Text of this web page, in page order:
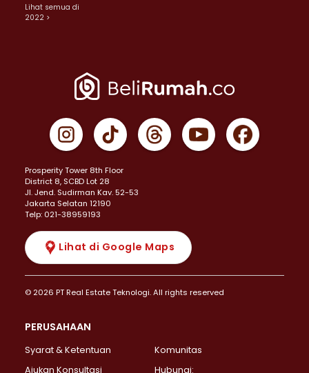
Lihat semua di
2022 >
Prosperity Tower 8th Floor
District 8, SCBD Lot 28
JI. Jend. Sudirman Kav. 52-53
Jakarta Selatan 12190
Telp: 021-38959193
Lihat di Google Maps
© 2026 PT Real Estate Teknologi. All rights reserved
PERUSAHAAN
Syarat & Ketentuan
Komunitas
Ajukan Konsultasi
Hubungi: